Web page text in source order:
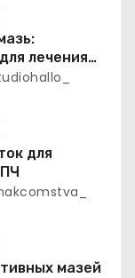
лечения
для
мазей